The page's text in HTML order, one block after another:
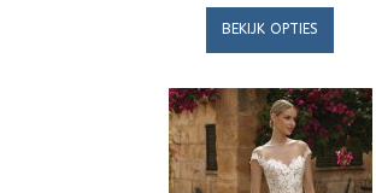
BEKIJK OPTIES